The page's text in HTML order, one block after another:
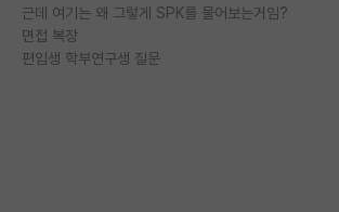
근데 여기는 왜 그렇게 SPK를 물어보는거임?
면접 복장
편입생 학부연구생 질문